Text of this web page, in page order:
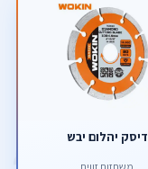
דיסק יהלום יבש